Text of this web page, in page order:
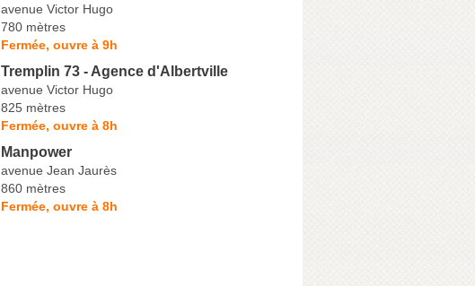
avenue Victor Hugo
780 mètres
Fermée, ouvre à 9h
Tremplin 73 - Agence d'Albertville
avenue Victor Hugo
825 mètres
Fermée, ouvre à 8h
Manpower
avenue Jean Jaurès
860 mètres
Fermée, ouvre à 8h